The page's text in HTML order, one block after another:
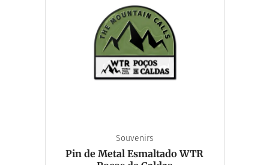
Souvenirs
Pin de Metal Esmaltado WTR